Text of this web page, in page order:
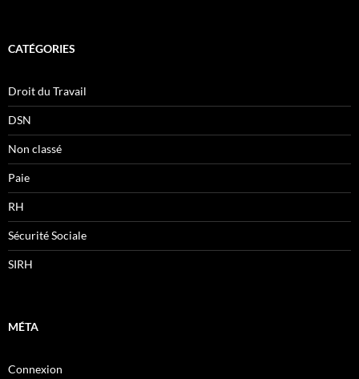
CATÉGORIES
Droit du Travail
DSN
Non classé
Paie
RH
Sécurité Sociale
SIRH
MÉTA
Connexion